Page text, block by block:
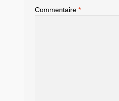
Commentaire *